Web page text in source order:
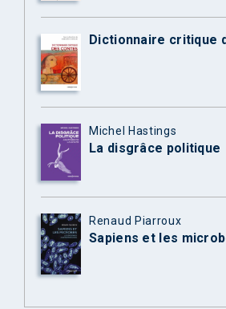
Dictionnaire critique
Michel Hastings
La disgrâce politique
Renaud Piarroux
Sapiens et les